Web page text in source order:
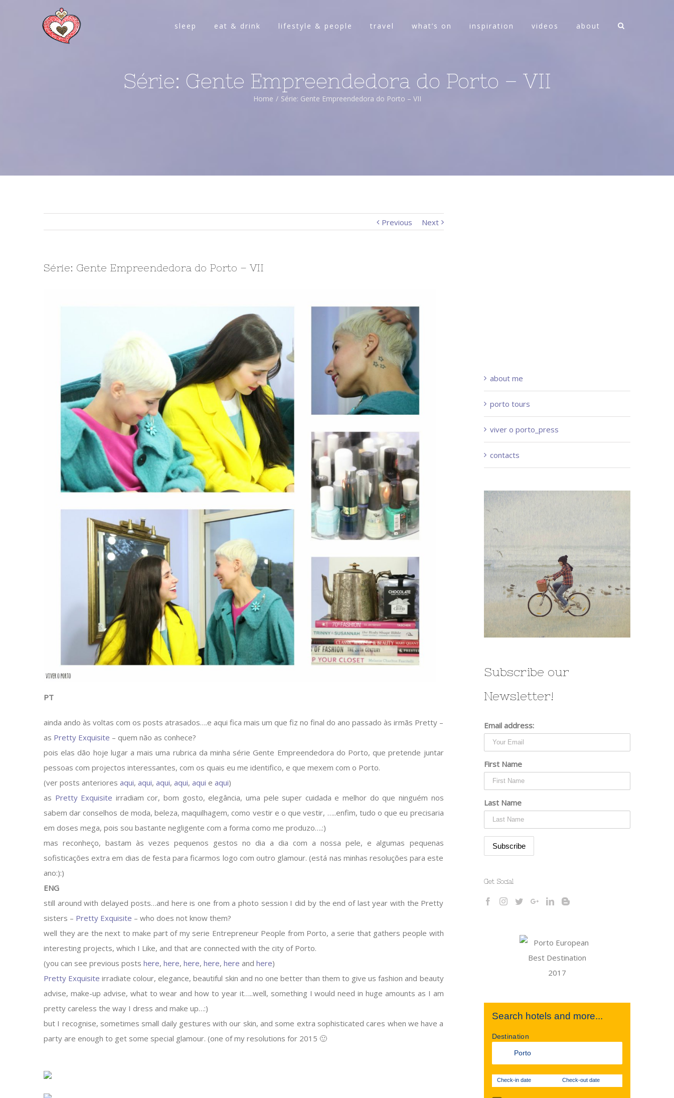
sleep eat & drink lifestyle & people travel what’s on inspiration videos about
Série: Gente Empreendedora do Porto – VII
Home / Série: Gente Empreendedora do Porto – VII
Previous Next
Série: Gente Empreendedora do Porto – VII
PT
ainda ando às voltas com os posts atrasados….e aqui fica mais um que fiz no final do ano passado às irmãs Pretty –
as Pretty Exquisite – quem não as conhece?
pois elas dão hoje lugar a mais uma rubrica da minha série Gente Empreendedora do Porto, que pretende juntar
pessoas com projectos interessantes, com os quais eu me identifico, e que mexem com o Porto.
(ver posts anteriores aqui, aqui, aqui, aqui, aqui e aqui)
as Pretty Exquisite irradiam cor, bom gosto, elegância, uma pele super cuidada e melhor do que ninguém nos
sabem dar conselhos de moda, beleza, maquilhagem, como vestir e o que vestir, …..enfim, tudo o que eu precisaria
em doses mega, pois sou bastante negligente com a forma como me produzo….:)
mas reconheço, bastam às vezes pequenos gestos no dia a dia com a nossa pele, e algumas pequenas
sofisticações extra em dias de festa para ficarmos logo com outro glamour. (está nas minhas resoluções para este
ano:):)
ENG
still around with delayed posts…and here is one from a photo session I did by the end of last year with the Pretty
sisters – Pretty Exquisite – who does not know them?
well they are the next to make part of my serie Entrepreneur People from Porto, a serie that gathers people with
interesting projects, which I Like, and that are connected with the city of Porto.
(you can see previous posts here, here, here, here, here and here)
Pretty Exquisite irradiate colour, elegance, beautiful skin and no one better than them to give us fashion and beauty
advise, make-up advise, what to wear and how to year it…..well, something I would need in huge amounts as I am
pretty careless the way I dress and make up…:)
but I recognise, sometimes small daily gestures with our skin, and some extra sophisticated cares when we have a
party are enough to get some special glamour. (one of my resolutions for 2015 🙂
about me
porto tours
viver o porto_press
contacts
Subscribe our
Newsletter!
Email address:
First Name
Last Name
Get Social
Search hotels and more...
Destination
Check-in date Check-out date